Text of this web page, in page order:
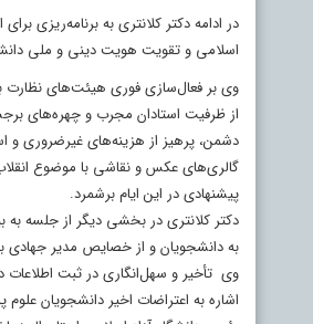
در ادامه دکتر کلانتری به برنامه‌ریزی
اسلامی و تقویت هویت دینی و ملی
وی بر فعال‌سازی فوری هیئت‌های نظارت
از ظرفیت استادان مجرب و چهره‌های
دشمن، پرهیز از هزینه‌های غیرضروری و
گالری‌های عکس و نقاشی با موضوع
پیشنهادی در این ایام برشمرد.
دکتر کلانتری در بخشی دیگر از جلسه
به دانشجویان و از خصایص مدیر جهادی
وی تأخیر و سهل‌انگاری در ثبت اطلاعات
اشاره به اعتراضات اخیر دانشجویان